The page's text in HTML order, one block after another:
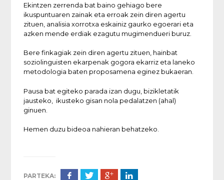
Ekintzen zerrenda bat baino gehiago bere
ikuspuntuaren zainak eta erroak zein diren agertu
zituen, analisia xorrotxa eskainiz gaurko egoerari eta
azken mende erdiak ezagutu mugimendueri buruz.
Bere finkagiak zein diren agertu zituen, hainbat
soziolinguisten ekarpenak gogora ekarriz eta laneko
metodologia baten proposamena eginez bukaeran.
Pausa bat egiteko parada izan dugu, bizikletatik
jausteko, ikusteko gisan nola pedalatzen (ahal)
ginuen.
Hemen duzu bideoa nahieran behatzeko.
PARTEKA: